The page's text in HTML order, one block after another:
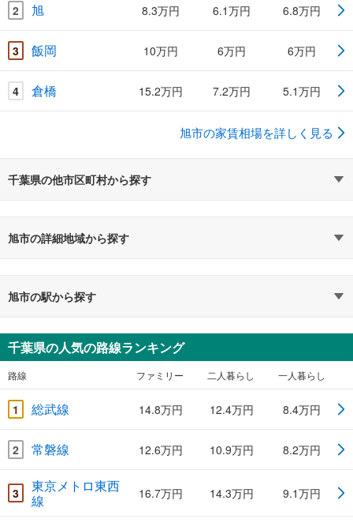
2 旭 8.3万円 6.1万円 6.8万円
3 飯岡 10万円 6万円 6万円
4 倉橋 15.2万円 7.2万円 5.1万円
旭市の家賃相場を詳しく見る
千葉県の他市区町村から探す
旭市の詳細地域から探す
旭市の駅から探す
千葉県の人気の路線ランキング
路線 ファミリー 二人暮らし 一人暮らし
1 総武線 14.8万円 12.4万円 8.4万円
2 常磐線 12.6万円 10.9万円 8.2万円
3
東京メトロ東西
線
16.7万円 14.3万円 9.1万円